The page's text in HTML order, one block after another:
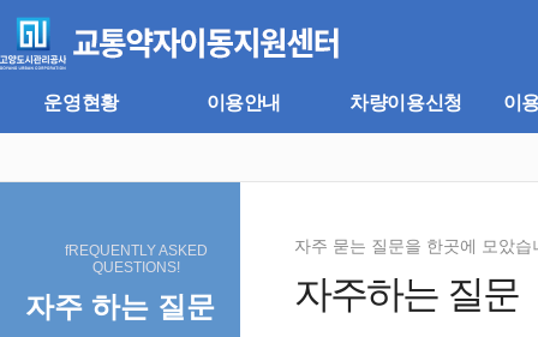
뉴
바
기
바
로
운영현황 이용안내 차량이용신청 이
자주 하는 질문
fREQUENTLY ASKED
QUESTIONS!
자주하는 질문
자주 묻는 질문을 한곳에 모았습